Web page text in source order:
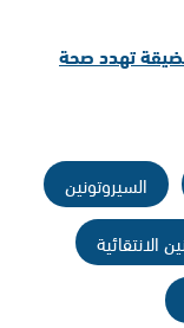
تهدد صحة
السيروتونين
الانتقائية